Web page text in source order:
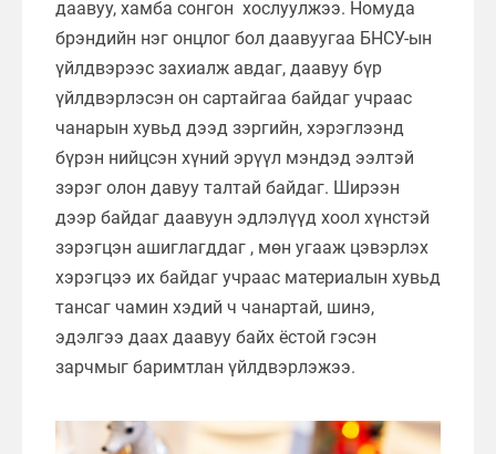
даавуу, хамба сонгон хослуулжээ. Номуда
брэндийн нэг онцлог бол даавуугаа БНСУ-ын
үйлдвэрээс захиалж авдаг, даавуу бүр
үйлдвэрлэсэн он сартайгаа байдаг учраас
чанарын хувьд дээд зэргийн, хэрэглээнд
бүрэн нийцсэн хүний эрүүл мэндэд ээлтэй
зэрэг олон давуу талтай байдаг. Ширээн
дээр байдаг даавуун эдлэлүүд хоол хүнстэй
зэрэгцэн ашиглагддаг , мөн угааж цэвэрлэх
хэрэгцээ их байдаг учраас материалын хувьд
тансаг чамин хэдий ч чанартай, шинэ,
эдэлгээ даах даавуу байх ёстой гэсэн
зарчмыг баримтлан үйлдвэрлэжээ.